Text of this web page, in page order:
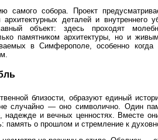
собора. Проект
деталей и внутреннего
объект: здесь проходят
памятником архитектуры, но и
в Симферополе, особенно когда
близости, образуют единый
случайно — оно символично. Один
и вечных ценностях. Вместе
память о прошлом и стремление к